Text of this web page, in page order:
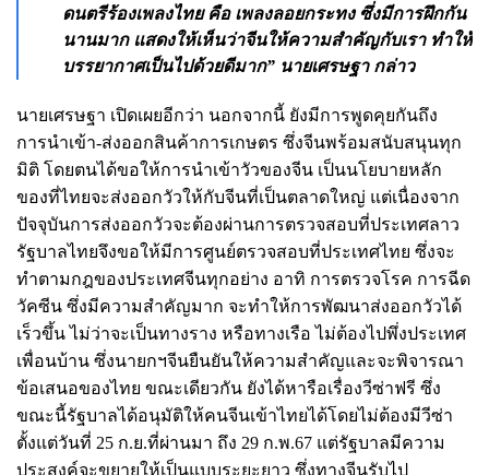
ดนตรีร้องเพลงไทย คือ เพลงลอยกระทง ซึ่งมีการฝึกกัน
นานมาก แสดงให้เห็นว่าจีนให้ความสำคัญกับเรา ทำให้
บรรยากาศเป็นไปด้วยดีมาก” นายเศรษฐา กล่าว
นายเศรษฐา เปิดเผยอีกว่า นอกจากนี้ ยังมีการพูดคุยกันถึง
การนำเข้า-ส่งออกสินค้าการเกษตร ซึ่งจีนพร้อมสนับสนุนทุก
มิติ โดยตนได้ขอให้การนำเข้าวัวของจีน เป็นนโยบายหลัก
ของที่ไทยจะส่งออกวัวให้กับจีนที่เป็นตลาดใหญ่ แต่เนื่องจาก
ปัจจุบันการส่งออกวัวจะต้องผ่านการตรวจสอบที่ประเทศลาว
รัฐบาลไทยจึงขอให้มีการศูนย์ตรวจสอบที่ประเทศไทย ซึ่งจะ
ทำตามกฎของประเทศจีนทุกอย่าง อาทิ การตรวจโรค การฉีด
วัคซีน ซึ่งมีความสำคัญมาก จะทำให้การพัฒนาส่งออกวัวได้
เร็วขึ้น ไม่ว่าจะเป็นทางราง หรือทางเรือ ไม่ต้องไปพึ่งประเทศ
เพื่อนบ้าน ซึ่งนายกฯจีนยืนยันให้ความสำคัญและจะพิจารณา
ข้อเสนอของไทย ขณะเดียวกัน ยังได้หารือเรื่องวีซ่าฟรี ซึ่ง
ขณะนี้รัฐบาลได้อนุมัติให้คนจีนเข้าไทยได้โดยไม่ต้องมีวีซ่า
ตั้งแต่วันที่ 25 ก.ย.ที่ผ่านมา ถึง 29 ก.พ.67 แต่รัฐบาลมีความ
ประสงค์จะขยายให้เป็นแบบระยะยาว ซึ่งทางจีนรับไป